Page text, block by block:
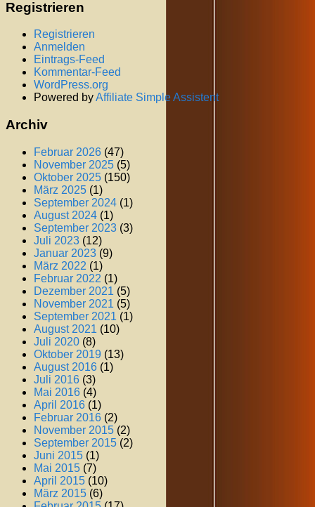
Registrieren
Registrieren
Anmelden
Eintrags-Feed
Kommentar-Feed
WordPress.org
Powered byAffiliate Simple Assistent
Archiv
Februar 2026 (47)
November 2025 (5)
Oktober 2025 (150)
März 2025 (1)
September 2024 (1)
August 2024 (1)
September 2023 (3)
Juli 2023 (12)
Januar 2023 (9)
März 2022 (1)
Februar 2022 (1)
Dezember 2021 (5)
November 2021 (5)
September 2021 (1)
August 2021 (10)
Juli 2020 (8)
Oktober 2019 (13)
August 2016 (1)
Juli 2016 (3)
Mai 2016 (4)
April 2016 (1)
Februar 2016 (2)
November 2015 (2)
September 2015 (2)
Juni 2015 (1)
Mai 2015 (7)
April 2015 (10)
März 2015 (6)